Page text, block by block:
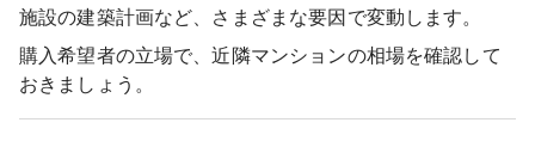
施設の建築計画など、さまざまな要因で変動します。
購入希望者の立場で、近隣マンションの相場を確認して
おきましょう。